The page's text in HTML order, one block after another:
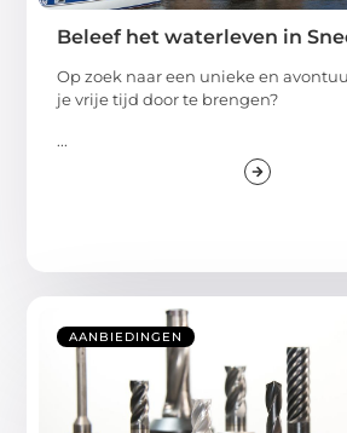
Beleef het waterleven in
Op zoek naar een unieke en
je vrije tijd door te brengen?
...
AANBIEDINGEN